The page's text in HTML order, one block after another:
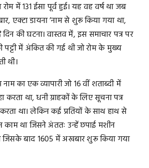
में 131 ईसा पूर्व हुई। यह वह वर्ष था जब
एक्टा डायना ’नाम से शुरू किया गया था,
की घटना। वास्तव में, इस समाचार पत्र पर
में अंकित की गई थी जो रोम के मुख्य
थी।
का एक व्यापारी जो 16 वीं शताब्दी में
करता था, धनी ग्राहकों के लिए सूचना पत्र
था। लेकिन कई प्रतियों के साथ हाथ से
था जिसने अंततः उन्हें छपाई मशीन
जिसके बाद 1605 में अखबार शुरू किया गया